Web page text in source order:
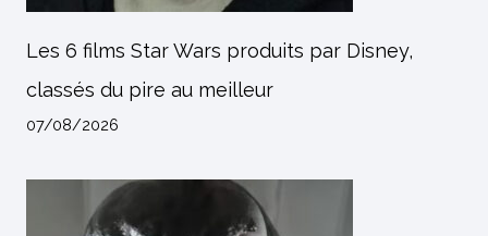
Les 6 films Star Wars produits par Disney,
classés du pire au meilleur
07/08/2026